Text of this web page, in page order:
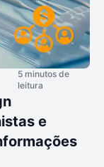
5 minutos de
leitura
e